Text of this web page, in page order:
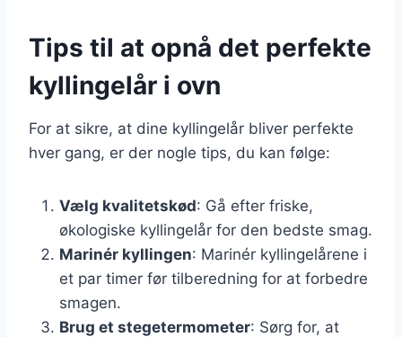
Tips til at opnå det perfekte
kyllingelår i ovn
For at sikre, at dine kyllingelår bliver perfekte
hver gang, er der nogle tips, du kan følge:
Vælg kvalitetskød: Gå efter friske,
økologiske kyllingelår for den bedste smag.
Marinér kyllingen: Marinér kyllingelårene i
et par timer før tilberedning for at forbedre
smagen.
Brug et stegetermometer: Sørg for, at